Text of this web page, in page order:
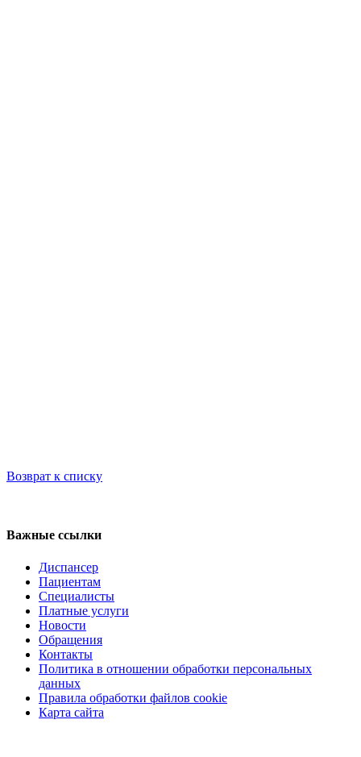
Возврат к списку
Важные ссылки
Диспансер
Пациентам
Специалисты
Платные услуги
Новости
Обращения
Контакты
Политика в отношении обработки персональных
данных
Правила обработки файлов cookie
Карта сайта